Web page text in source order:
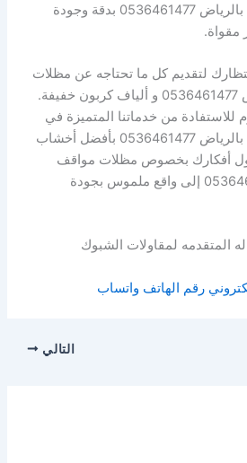
مظلات مواقف السيارات بالرياض 0536461477 بدقة وجودة
مقواة.
لتقديم كل ما تحتاجه عن مظلات
مواقف السيارات بالرياض 0536461477 و ألياف كربون خفيفة.
للاستفادة من خدماتنا المتميزة في
مظلات مواقف السيارات بالرياض 0536461477 بأفضل أخشاب
أفكارك بخصوص مظلات مواقف
السيارات بالرياض 0536461477 إلى واقع ملموس بجودة
المتقدمه لمقاولات الشبوك
رقم الهاتف واتساب
التالي